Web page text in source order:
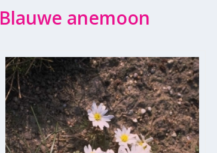
Blauwe anemoon